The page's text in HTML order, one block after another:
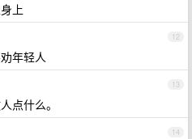
上
12
年轻人
13
点什么。
14